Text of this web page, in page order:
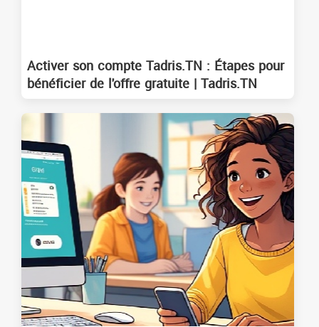
Activer son compte Tadris.TN : Étapes pour
bénéficier de l'offre gratuite | Tadris.TN